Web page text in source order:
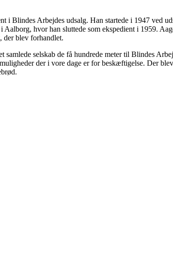
i Blindes Arbejdes udsalg. Han startede i 1947 ved
hvor han sluttede som ekspedient i 1959.
der blev forhandlet.
selskab de få hundrede meter til Blindes
der i vore dage er for beskæftigelse. Der